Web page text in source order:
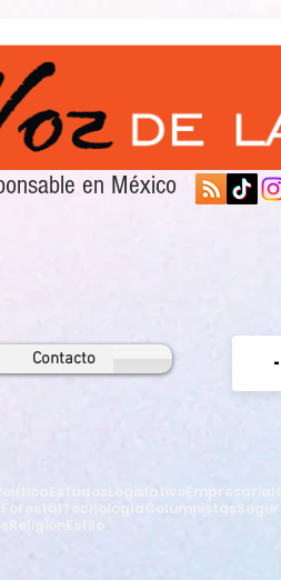
en México
Contacto
Legislativo Empresarial
Forestal Tecnología Columnistas
Estilo